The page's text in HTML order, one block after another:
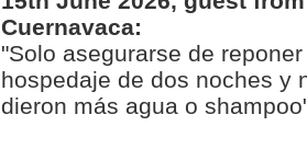
Cuernavaca:
"Solo asegurarse de
hospedaje de dos noches y
dieron más agua o